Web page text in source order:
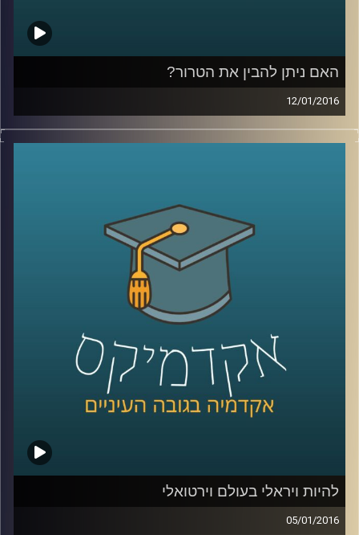
האם ניתן להבין את הטרור?
12/01/2016
הטרור מפחיד ומכעיס אותנו, עד כדי כך שאין
הטרור: מה מטרת העל של ארגוני טרור, והאם
הם עוסקים בזה בלבד, או שפעילויותיהם רחבות
הרבה יותר? סביר כי ההבנה של התמונה
המלאה תעזור למדינות ולקבוצות המותקפות
להתמודד עם הטרור וניסיון ההשתלטות של
האיסלאם הקיצוני. פרופסור אסף מוגדם מספר
קצת על ההיסטוריה של הטרור ומעורבותו של
הטרור במלחמות אזרחים והתקוממויות.
קרדיט תמונות:AudioVersity
להיות ויראלי בעולם וירטואלי
05/01/2016